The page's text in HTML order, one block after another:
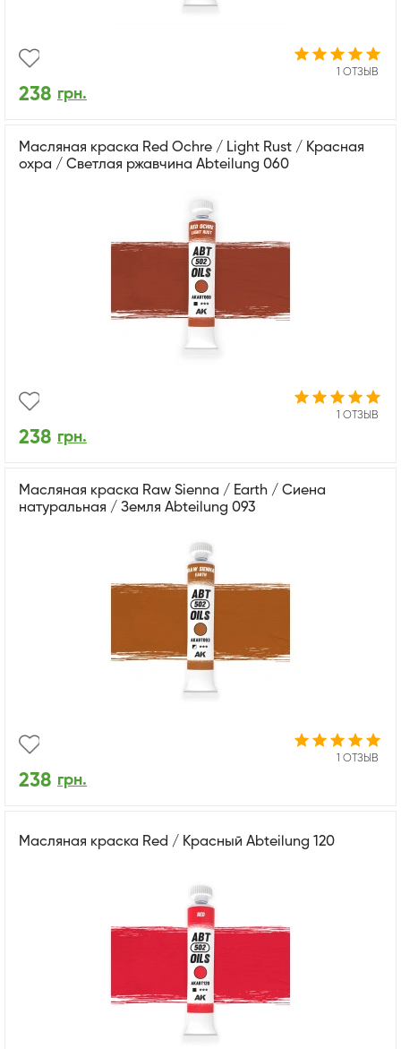
1 ОТЗЫВ
238 грн.
Масляная краска Red Ochre / Light Rust / Красная
охра / Светлая ржавчина Abteilung 060
1 ОТЗЫВ
238 грн.
Масляная краска Raw Sienna / Earth / Сиена
натуральная / Земля Abteilung 093
1 ОТЗЫВ
238 грн.
Масляная краска Red / Красный Abteilung 120